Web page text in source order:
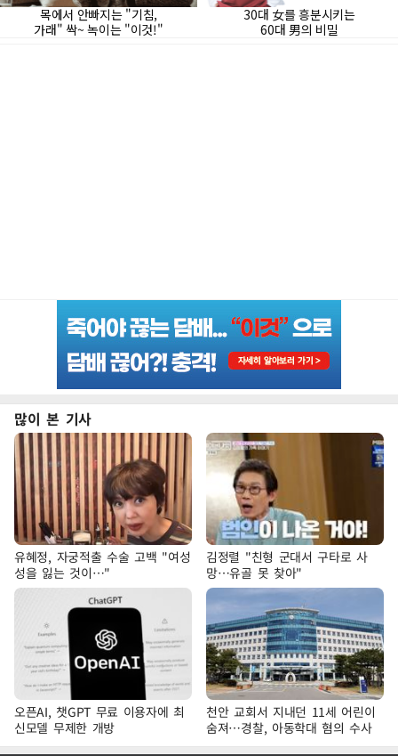
많이 본 기사
유혜정, 자궁적출 수술 고백 "여성
성을 잃는 것이…"
김정렬 "친형 군대서 구타로 사
망…유골 못 찾아"
오픈AI, 챗GPT 무료 이용자에 최
신모델 무제한 개방
천안 교회서 지내던 11세 어린이
숨져…경찰, 아동학대 혐의 수사